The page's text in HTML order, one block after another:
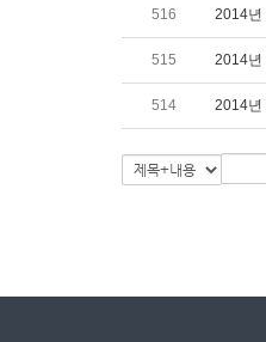
516 2014년
515 2014년
514 2014년